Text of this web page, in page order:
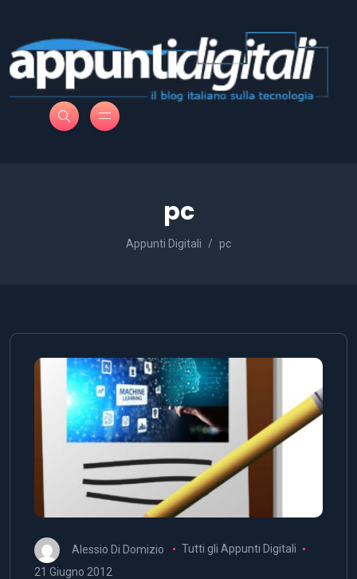
pc
Appunti Digitali pc
Alessio Di Domizio
Tutti gli Appunti Digitali
21 Giugno 2012